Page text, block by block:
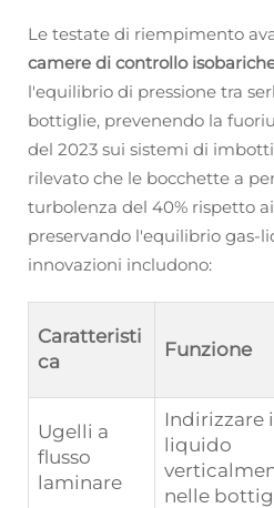
Le testate di riempimento
camere di controllo
l'equilibrio di pressione tra
bottiglie, prevenendo la
del 2023 sui sistemi di
rilevato che le bocchette a
turbolenza del 40% rispetto
preservando l'equilibrio gas-
innovazioni includono:
Caratteristi
ca
Funzione
Ugelli a
flusso
laminare
Indirizzare
liquido
nelle